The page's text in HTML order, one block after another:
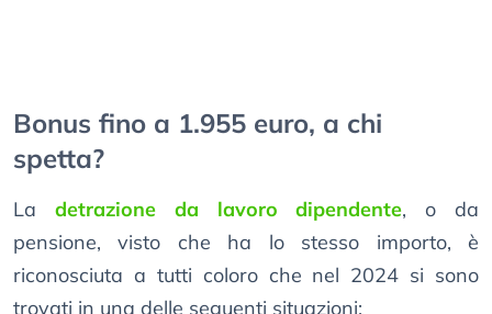
Bonus fino a 1.955 euro, a chi
spetta?
La detrazione da lavoro dipendente, o da
pensione, visto che ha lo stesso importo, è
riconosciuta a tutti coloro che nel 2024 si sono
trovati in una delle seguenti situazioni: